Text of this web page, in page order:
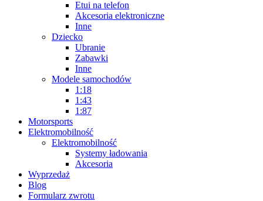
Etui na telefon
Akcesoria elektroniczne
Inne
Dziecko
Ubranie
Zabawki
Inne
Modele samochodów
1:18
1:43
1:87
Motorsports
Elektromobilność
Elektromobilność
Systemy ładowania
Akcesoria
Wyprzedaż
Blog
Formularz zwrotu